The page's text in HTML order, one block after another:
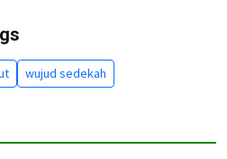
wujud sedekah